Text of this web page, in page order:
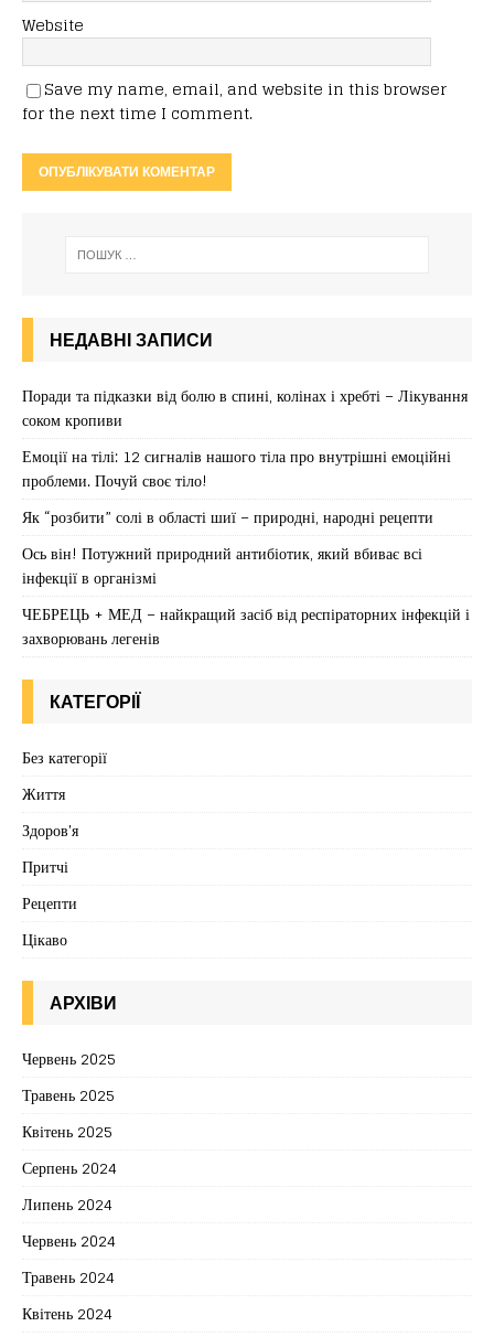
Website
Save my name, email, and website in this browser
for the next time I comment.
НЕДАВНІ ЗАПИСИ
Поради та підказки від болю в спині, колінах і хребті – Лікування
соком кропиви
Емоції на тілі: 12 сигналів нашого тіла про внутрішні емоційні
проблеми. Почуй своє тіло!
Як “розбити” солі в області шиї – природні, народні рецепти
Ось він! Потужний природний антибіотик, який вбиває всі
інфекції в організмі
ЧЕБРЕЦЬ + МЕД – найкращий засіб від респіраторних інфекцій і
захворювань легенів
КАТЕГОРІЇ
Без категорії
Життя
Здоров'я
Притчі
Рецепти
Цікаво
АРХІВИ
Червень 2025
Травень 2025
Квітень 2025
Серпень 2024
Липень 2024
Червень 2024
Травень 2024
Квітень 2024